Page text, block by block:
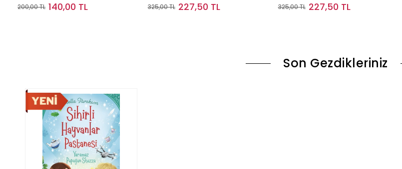
200,00 TL 140,00 TL 325,00 TL 227,50 TL 325,00 TL 227,50 TL
Son Gezdikleriniz